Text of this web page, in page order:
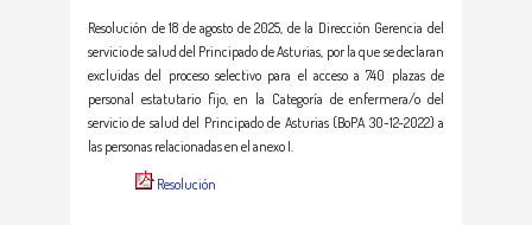
Resolución de 18 de agosto de 2025, de la Dirección Gerencia del
servicio de salud del Principado de Asturias, por la que se declaran
excluidas del proceso selectivo para el acceso a 740 plazas de
personal estatutario fijo, en la Categoría de enfermera/o del
servicio de salud del Principado de Asturias (BoPA 30-12-2022) a
las personas relacionadas en el anexo I.
Resolución